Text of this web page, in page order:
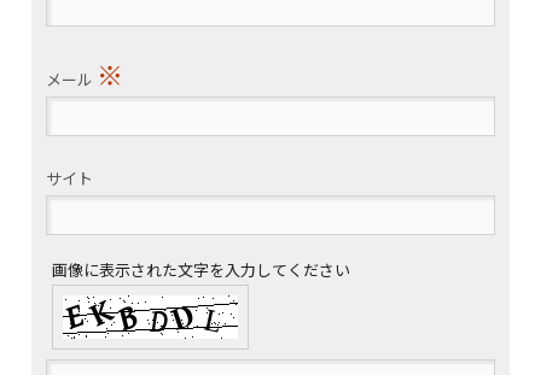
メール ※
サイト
画像に表示された文字を入力してください